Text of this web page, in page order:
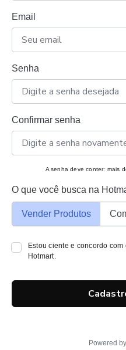
Email
Senha
Confirmar senha
A senha deve conter: mais
O que você busca na
Vender Produtos
Estou ciente e concordo
Hotmart.
Powered by